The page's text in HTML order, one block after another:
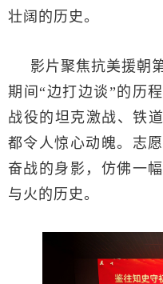
壮阔的历史。
影片聚焦抗美援朝
期间“边打边谈”的历
战役的坦克激战、铁
都令人惊心动魄。志
奋战的身影，仿佛一
与火的历史。